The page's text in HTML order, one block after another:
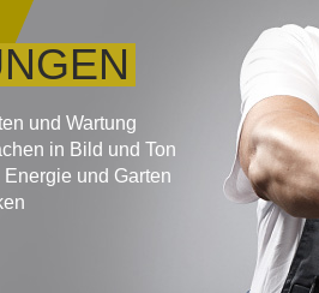
und Wartung
in Bild und Ton
und Garten